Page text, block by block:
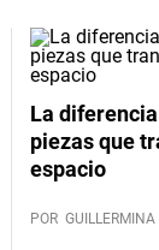
La
piezas que
espacio
POR GUILLERMINA